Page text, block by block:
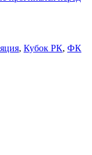
, Кубок РК, ФК